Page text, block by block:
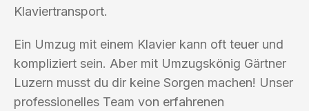
Klaviertransport.
Ein Umzug mit einem Klavier kann oft teuer und
kompliziert sein. Aber mit Umzugskönig Gärtner
Luzern musst du dir keine Sorgen machen! Unser
professionelles Team von erfahrenen